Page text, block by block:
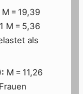
M = 19,39
M = 5,36
als
M = 11,26